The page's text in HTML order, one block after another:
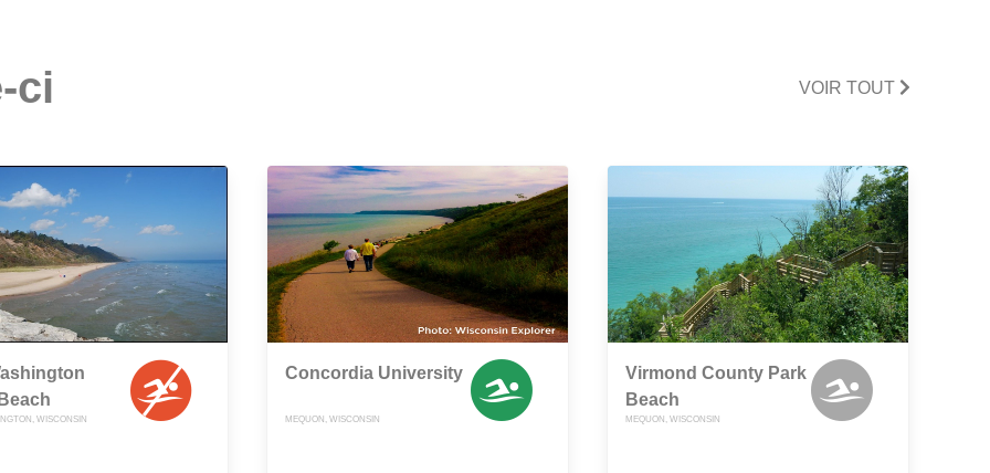
ci VOIR TOUT
WISCONSIN
Concordia University
MEQUON, WISCONSIN
Virmond County Park
Beach
MEQUON, WISCONSIN